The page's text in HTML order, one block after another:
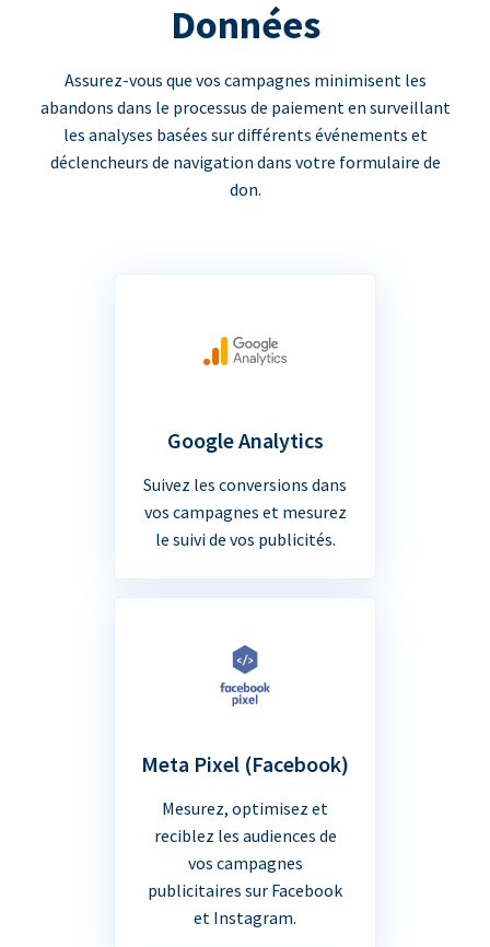
Données
Assurez-vous que vos campagnes minimisent les
abandons dans le processus de paiement en surveillant
les analyses basées sur différents événements et
déclencheurs de navigation dans votre formulaire de
don.
Google Analytics
Suivez les conversions dans
vos campagnes et mesurez
le suivi de vos publicités.
Meta Pixel (Facebook)
Mesurez, optimisez et
reciblez les audiences de
vos campagnes
publicitaires sur Facebook
et Instagram.